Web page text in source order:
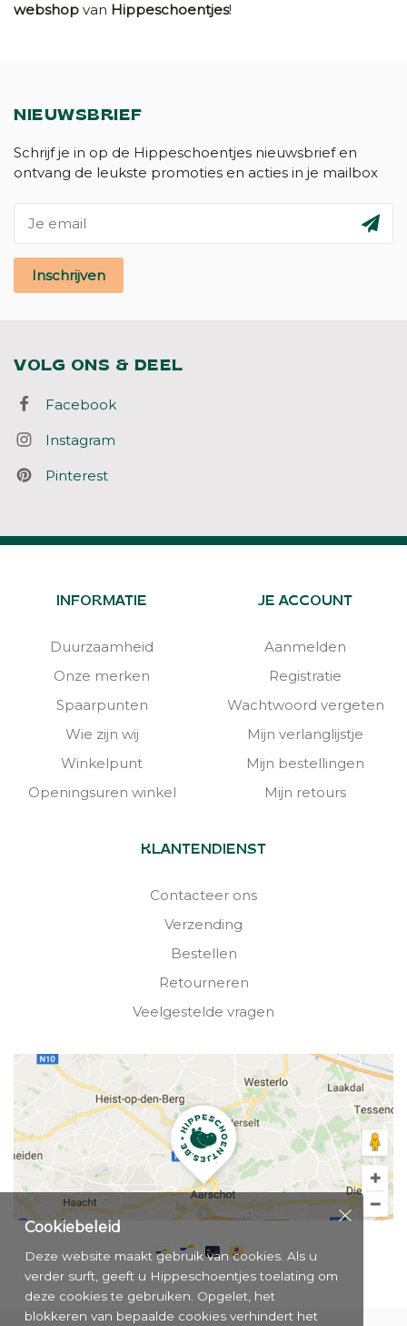
webshop van Hippeschoentjes!
NIEUWSBRIEF
Schrijf je in op de Hippeschoentjes nieuwsbrief en
ontvang de leukste promoties en acties in je mailbox
Inschrijven
VOLG ONS & DEEL
Facebook
Instagram
Pinterest
INFORMATIE
Duurzaamheid
Onze merken
Spaarpunten
Wie zijn wij
Winkelpunt
Openingsuren winkel
JE ACCOUNT
Aanmelden
Registratie
Wachtwoord vergeten
Mijn verlanglijstje
Mijn bestellingen
Mijn retours
KLANTENDIENST
Contacteer ons
Verzending
Bestellen
Retourneren
Veelgestelde vragen
Cookiebeleid
Deze website maakt gebruik van cookies. Als u
verder surft, geeft u Hippeschoentjes toelating om
deze cookies te gebruiken. Opgelet, het
blokkeren van bepaalde cookies verhindert het